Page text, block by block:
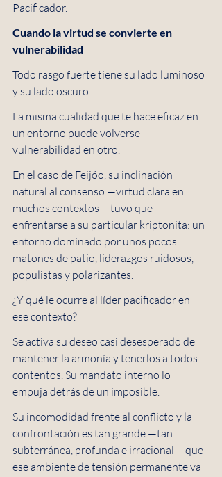
Pacificador.
Cuando la virtud se convierte en
vulnerabilidad
Todo rasgo fuerte tiene su lado luminoso
y su lado oscuro.
La misma cualidad que te hace eficaz en
un entorno puede volverse
vulnerabilidad en otro.
En el caso de Feijóo, su inclinación
natural al consenso —virtud clara en
muchos contextos— tuvo que
enfrentarse a su particular kriptonita: un
entorno dominado por unos pocos
matones de patio, liderazgos ruidosos,
populistas y polarizantes.
¿Y qué le ocurre al líder pacificador en
ese contexto?
Se activa su deseo casi desesperado de
mantener la armonía y tenerlos a todos
contentos. Su mandato interno lo
empuja detrás de un imposible.
Su incomodidad frente al conflicto y la
confrontación es tan grande —tan
subterránea, profunda e irracional— que
ese ambiente de tensión permanente va